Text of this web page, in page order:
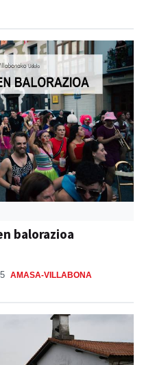
balorazioa
AMASA-VILLABONA